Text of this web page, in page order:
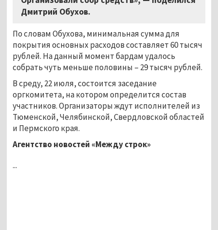
Дмитрий Обухов.
По словам Обухова, минимальная сумма для
покрытия основных расходов составляет 60 тысяч
рублей. На данный момент бардам удалось
собрать чуть меньше половины – 29 тысяч рублей.
В среду, 22 июля, состоится заседание
оргкомитета, на котором определится состав
участников. Организаторы ждут исполнителей из
Тюменской, Челябинской, Свердловской областей
и Пермского края.
Агентство новостей «Между строк»
...